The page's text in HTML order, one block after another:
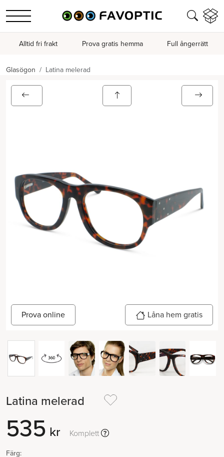
Alltid fri frakt Prova gratis hemma Full ångerrätt
Glasögon Latina melerad
Prova online Låna hem gratis
Latina melerad
535 kr Komplett
Färg: